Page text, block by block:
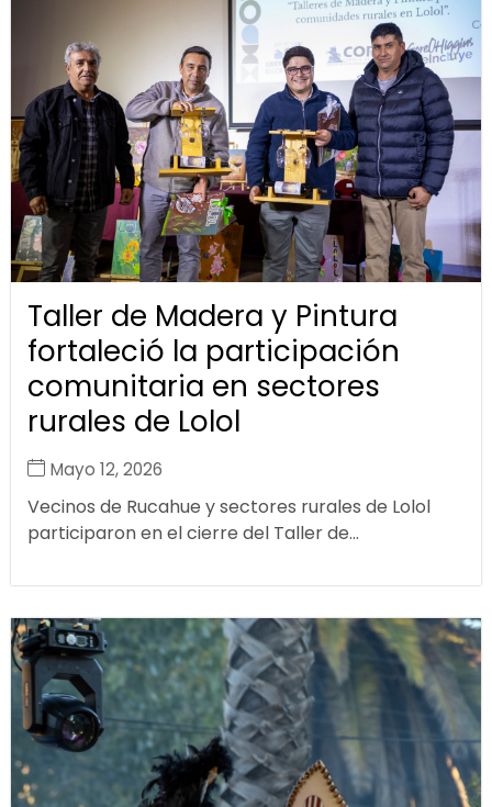
Taller de Madera y Pintura
fortaleció la participación
comunitaria en sectores
rurales de Lolol
Mayo 12, 2026
Vecinos de Rucahue y sectores rurales de Lolol
participaron en el cierre del Taller de...